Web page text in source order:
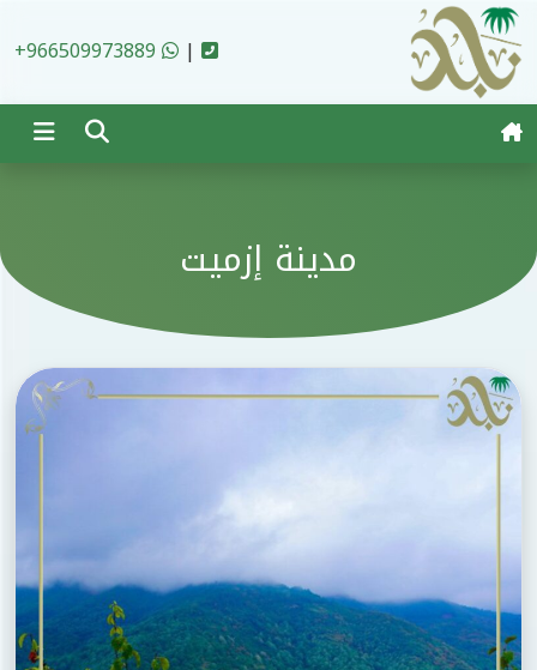
Skip
to
content
|
+966509973889
مدينة إزميت